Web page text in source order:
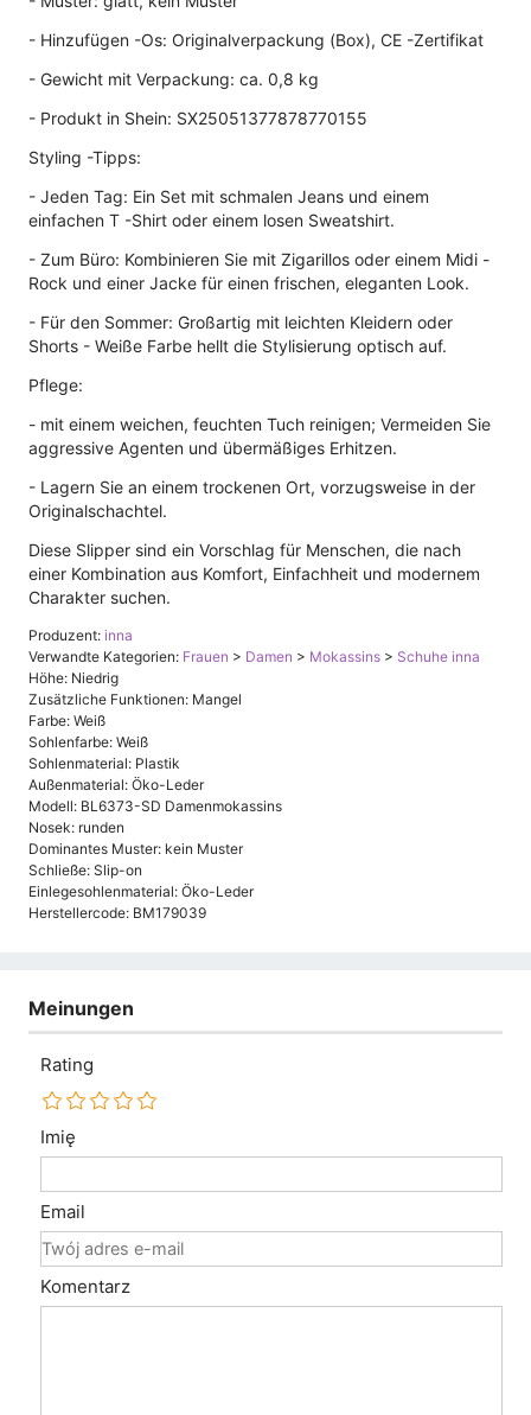
- Hinzufügen -Os: Originalverpackung (Box), CE -Zertifikat
- Gewicht mit Verpackung: ca. 0,8 kg
- Produkt in Shein: SX25051377878770155
Styling -Tipps:
- Jeden Tag: Ein Set mit schmalen Jeans und einem
einfachen T -Shirt oder einem losen Sweatshirt.
- Zum Büro: Kombinieren Sie mit Zigarillos oder einem Midi -
Rock und einer Jacke für einen frischen, eleganten Look.
- Für den Sommer: Großartig mit leichten Kleidern oder
Shorts - Weiße Farbe hellt die Stylisierung optisch auf.
Pflege:
- mit einem weichen, feuchten Tuch reinigen; Vermeiden Sie
aggressive Agenten und übermäßiges Erhitzen.
- Lagern Sie an einem trockenen Ort, vorzugsweise in der
Originalschachtel.
Diese Slipper sind ein Vorschlag für Menschen, die nach
einer Kombination aus Komfort, Einfachheit und modernem
Charakter suchen.
Produzent: inna
Verwandte Kategorien: Frauen > Damen > Mokassins > Schuhe inna
Höhe: Niedrig
Zusätzliche Funktionen: Mangel
Farbe: Weiß
Sohlenfarbe: Weiß
Sohlenmaterial: Plastik
Außenmaterial: Öko-Leder
Modell: BL6373-SD Damenmokassins
Nosek: runden
Dominantes Muster: kein Muster
Schließe: Slip-on
Einlegesohlenmaterial: Öko-Leder
Herstellercode: BM179039
Meinungen
Rating
Imię
Email
Komentarz